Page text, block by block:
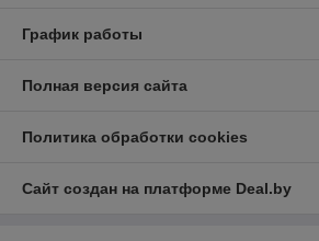
График работы
Полная версия сайта
Политика обработки cookies
Сайт создан на платформе Deal.by